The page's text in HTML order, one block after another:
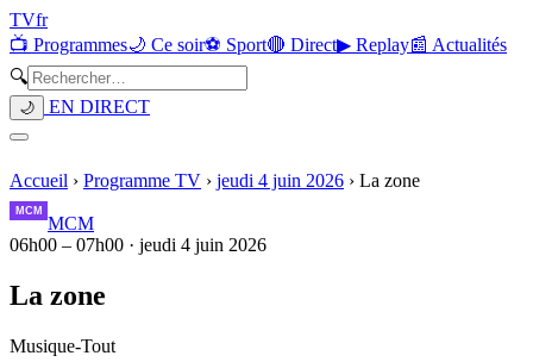
TVfr
📺 Programmes🌙 Ce soir⚽ Sport🔴 Direct▶ Replay📰 Actualités
🔍
🌙 EN DIRECT
Accueil › Programme TV › jeudi 4 juin 2026 › La zone
MCM
06h00 – 07h00 · jeudi 4 juin 2026
La zone
Musique-Tout